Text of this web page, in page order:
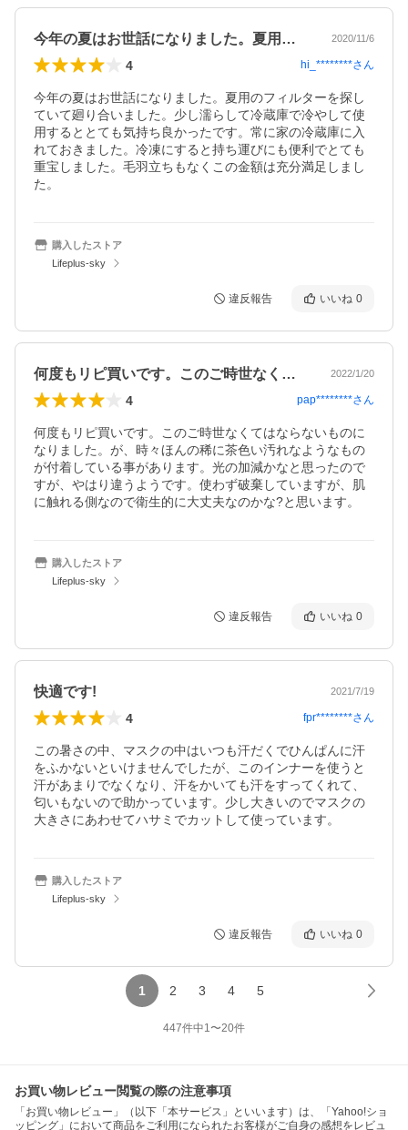
今年の夏はお世話になりました。夏用のフ… 2020/11/6
4 hi_********さん
今年の夏はお世話になりました。夏用のフィルターを探し
ていて廻り合いました。少し濡らして冷蔵庫で冷やして使
用するととても気持ち良かったです。常に家の冷蔵庫に入
れておきました。冷凍にすると持ち運びにも便利でとても
重宝しました。毛羽立ちもなくこの金額は充分満足しまし
た。
購入したストア
Lifeplus-sky
違反報告 いいね 0
何度もリピ買いです。このご時世なくては… 2022/1/20
4 pap********さん
何度もリピ買いです。このご時世なくてはならないものに
なりました。が、時々ほんの稀に茶色い汚れなようなもの
が付着している事があります。光の加減かなと思ったので
すが、やはり違うようです。使わず破棄していますが、肌
に触れる側なので衛生的に大丈夫なのかな?と思います。
購入したストア
Lifeplus-sky
違反報告 いいね 0
快適です! 2021/7/19
4 fpr********さん
この暑さの中、マスクの中はいつも汗だくでひんぱんに汗
をふかないといけませんでしたが、このインナーを使うと
汗があまりでなくなり、汗をかいても汗をすってくれて、
匂いもないので助かっています。少し大きいのでマスクの
大きさにあわせてハサミでカットして使っています。
購入したストア
Lifeplus-sky
違反報告 いいね 0
1 2 3 4 5
447件中1〜20件
お買い物レビュー閲覧の際の注意事項
「お買い物レビュー」（以下「本サービス」といいます）は、「Yahoo!ショ
ッピング」において商品をご利用になられたお客様がご自身の感想をレビュ